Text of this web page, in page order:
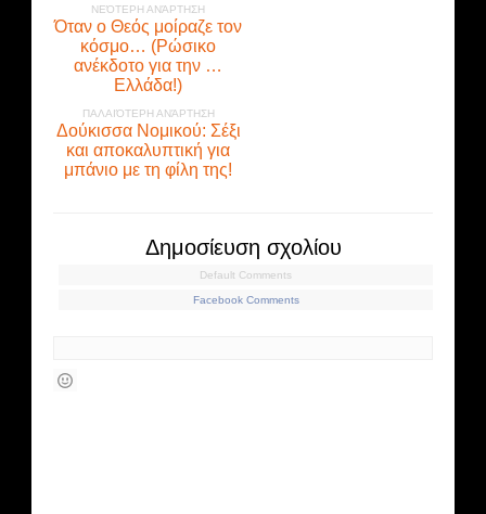
ΝΕΌΤΕΡΗ ΑΝΆΡΤΗΣΗ
Όταν ο Θεός μοίραζε τον
κόσμο… (Ρώσικο
ανέκδοτο για την …
Ελλάδα!)
ΠΑΛΑΙΌΤΕΡΗ ΑΝΆΡΤΗΣΗ
Δούκισσα Νομικού: Σέξι
και αποκαλυπτική για
μπάνιο με τη φίλη της!
Δημοσίευση σχολίου
Default Comments
Facebook Comments